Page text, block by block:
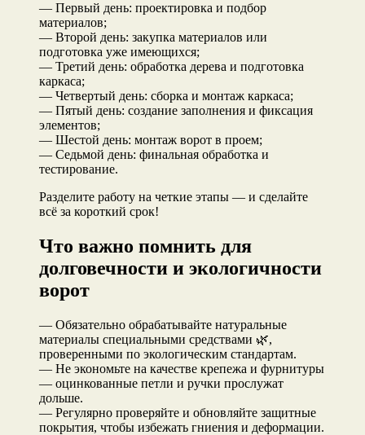
— Первый день: проектировка и подбор
материалов;
— Второй день: закупка материалов или
подготовка уже имеющихся;
— Третий день: обработка дерева и подготовка
каркаса;
— Четвертый день: сборка и монтаж каркаса;
— Пятый день: создание заполнения и фиксация
элементов;
— Шестой день: монтаж ворот в проем;
— Седьмой день: финальная обработка и
тестирование.
Разделите работу на четкие этапы — и сделайте
всё за короткий срок!
Что важно помнить для
долговечности и экологичности
ворот
— Обязательно обрабатывайте натуральные
материалы специальными средствами 🌿,
проверенными по экологическим стандартам.
— Не экономьте на качестве крепежа и фурнитуры
— оцинкованные петли и ручки прослужат
дольше.
— Регулярно проверяйте и обновляйте защитные
покрытия, чтобы избежать гниения и деформации.